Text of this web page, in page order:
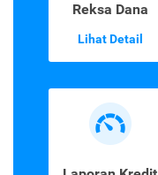
Reksa Dana
Lihat Detail